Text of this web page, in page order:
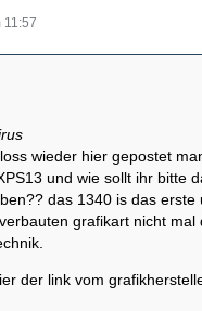
11:57
wieder hier gepostet
und wie sollt ihr bitte
das 1340 is das erste
grafikart nicht mal
der link vom